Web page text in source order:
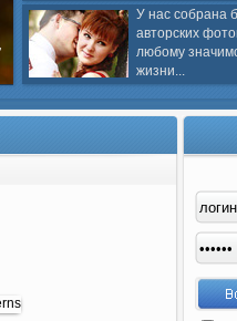
У нас собрана
авторских
любому
жизни...